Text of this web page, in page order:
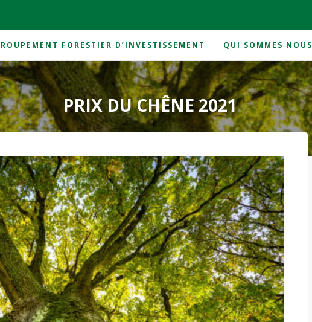
FORESTIER D’INVESTISSEMENT QUI SOMMES NOUS
PRIX DU CHÊNE 2021